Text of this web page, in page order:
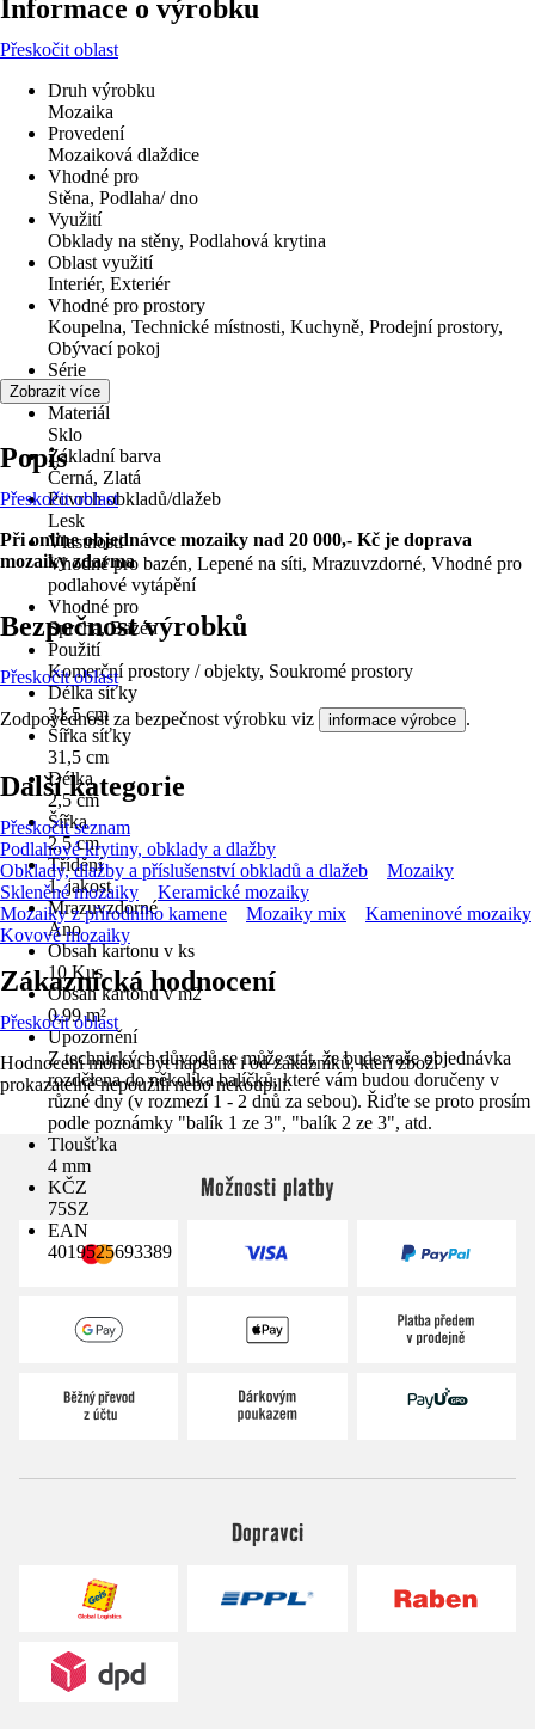
Informace o výrobku
Přeskočit oblast
Druh výrobku
Mozaika
Provedení
Mozaiková dlaždice
Vhodné pro
Stěna, Podlaha/ dno
Využití
Obklady na stěny, Podlahová krytina
Oblast využití
Interiér, Exteriér
Vhodné pro prostory
Koupelna, Technické místnosti, Kuchyně, Prodejní prostory,
Obývací pokoj
Série
Tina
Materiál
Sklo
Základní barva
Černá, Zlatá
Povrch obkladů/dlažeb
Lesk
Vlastnosti
Vhodné pro bazén, Lepené na síti, Mrazuvzdorné, Vhodné pro
podlahové vytápění
Vhodné pro
Sprcha, Bazén
Použití
Komerční prostory / objekty, Soukromé prostory
Délka síťky
31,5 cm
Šířka síťky
31,5 cm
Délka
2,5 cm
Šířka
2,5 cm
Třídění
1. jakost
Mrazuvzdorné
Ano
Obsah kartonu v ks
10 Kus
Obsah kartonu v m2
0,99 m²
Upozornění
Z technických důvodů se může stát, že bude vaše objednávka
rozdělena do několika balíčků, které vám budou doručeny v
různé dny (v rozmezí 1 - 2 dnů za sebou). Řiďte se proto prosím
podle poznámky "balík 1 ze 3", "balík 2 ze 3", atd.
Tloušťka
4 mm
KČZ
75SZ
EAN
4019525693389
Zobrazit více
Popis
Přeskočit oblast
Při online objednávce mozaiky nad 20 000,- Kč je doprava
mozaiky zdarma
Bezpečnost výrobků
Přeskočit oblast
Zodpovědnost za bezpečnost výrobku viz informace výrobce .
Další kategorie
Přeskočit seznam
Podlahové krytiny, obklady a dlažby
Obklady, dlažby a příslušenství obkladů a dlažeb
Mozaiky
Skleněné mozaiky
Keramické mozaiky
Mozaiky z přírodního kamene
Mozaiky mix
Kameninové mozaiky
Kovové mozaiky
Zákaznická hodnocení
Přeskočit oblast
Hodnocení mohou být napsána i od zákazníků, kteří zboží
prokazatelně nepoužili nebo nekoupili.
Možnosti platby
Dopravci